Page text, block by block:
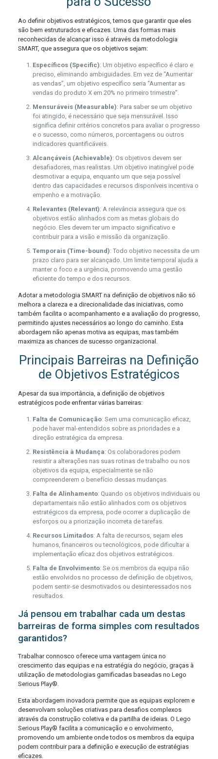
Ao definir objetivos estratégicos, temos que garantir que eles
são bem estruturados e eficazes. Uma das formas mais
reconhecidas de alcançar isso é através da metodologia
SMART, que assegura que os objetivos sejam:
Específicos (Specific): Um objetivo específico é claro e
preciso, eliminando ambiguidades. Em vez de “Aumentar
as vendas”, um objetivo específico seria “Aumentar as
vendas do produto X em 20% no primeiro trimestre”.
Mensuráveis (Measurable): Para saber se um objetivo
foi atingido, é necessário que seja mensurável. Isso
significa definir critérios concretos para avaliar o progresso
e o sucesso, como números, porcentagens ou outros
indicadores quantificáveis.
Alcançáveis (Achievable): Os objetivos devem ser
desafiadores, mas realistas. Um objetivo inatingível pode
desmotivar a equipa, enquanto um que seja possível
dentro das capacidades e recursos disponíveis incentiva o
empenho e a motivação.
Relevantes (Relevant): A relevância assegura que os
objetivos estão alinhados com as metas globais do
negócio. Eles devem ter um impacto significativo e
contribuir para a visão e missão da organização.
Temporais (Time-bound): Todo objetivo necessita de um
prazo claro para ser alcançado. Um limite temporal ajuda a
manter o foco e a urgência, promovendo uma gestão
eficiente do tempo e dos recursos.
Adotar a metodologia SMART na definição de objetivos não só
melhora a clareza e a direcionalidade das iniciativas, como
também facilita o acompanhamento e a avaliação do progresso,
permitindo ajustes necessários ao longo do caminho. Esta
abordagem não apenas motiva as equipas, mas também
maximiza as chances de sucesso organizacional.
Principais Barreiras na Definição
de Objetivos Estratégicos
Apesar da sua importância, a definição de objetivos
estratégicos pode enfrentar várias barreiras:
Falta de Comunicação: Sem uma comunicação eficaz,
pode haver mal-entendidos sobre as prioridades e a
direção estratégica da empresa.
Resistência à Mudança: Os colaboradores podem
resistir a alterações nas suas rotinas de trabalho ou nos
objetivos da equipa, especialmente se não
compreenderem o benefício dessas mudanças.
Falta de Alinhamento: Quando os objetivos individuais ou
departamentais não estão alinhados com os objetivos
estratégicos da empresa, pode ocorrer a duplicação de
esforços ou a priorização incorreta de tarefas.
Recursos Limitados: A falta de recursos, sejam eles
humanos, financeiros ou tecnológicos, pode dificultar a
implementação eficaz dos objetivos estratégicos.
Falta de Envolvimento: Se os membros da equipa não
estão envolvidos no processo de definição de objetivos,
podem sentir-se desmotivados ou desinteressados nos
resultados.
Já pensou em trabalhar cada um destas
barreiras de forma simples com resultados
garantidos?
Trabalhar connosco oferece uma vantagem única no
crescimento das equipas e na estratégia do negócio, graças à
utilização de metodologias gamificadas baseadas no Lego
Serious Play®.
Esta abordagem inovadora permite que as equipas explorem e
desenvolvam soluções criativas para desafios complexos
através da construção coletiva e da partilha de ideias. O Lego
Serious Play® facilita a comunicação e o envolvimento,
promovendo um ambiente onde todos os membros da equipa
podem contribuir para a definição e execução de estratégias
eficazes.